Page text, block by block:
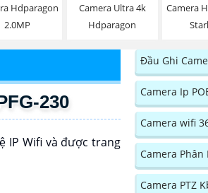
Hdparagon
2.0MP
Camera Ultra 4k
Hdparagon
Camera
230
IP Wifi và được trang
Đầu Ghi
Camera Ip
Camera wifi
Camera
Camera PTZ